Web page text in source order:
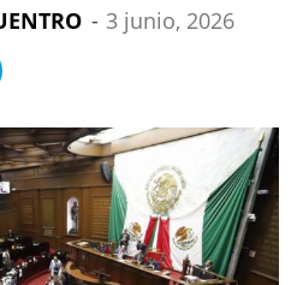
- 3 junio, 2026